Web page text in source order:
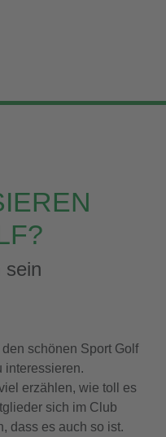
sein
schönen Sport Golf
interessieren.
erzählen, wie toll es
sich im Club
dass es auch so ist.